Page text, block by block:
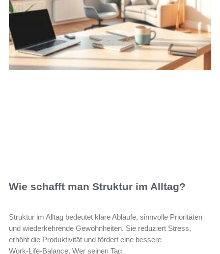
Wie schafft man Struktur im Alltag?
Struktur im Alltag bedeutet klare Abläufe, sinnvolle Prioritäten
und wiederkehrende Gewohnheiten. Sie reduziert Stress,
erhöht die Produktivität und fördert eine bessere
Work‑Life‑Balance. Wer seinen Tag